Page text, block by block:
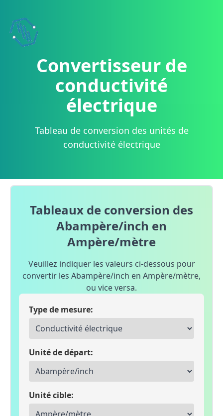
Convertisseur de
conductivité
électrique
Tableau de conversion des unités de
conductivité électrique
Tableaux de conversion des
Abampère/inch en
Ampère/mètre
Veuillez indiquer les valeurs ci-dessous pour
convertir les Abampère/inch en Ampère/mètre,
ou vice versa.
Type de mesure:
Unité de départ:
Unité cible: